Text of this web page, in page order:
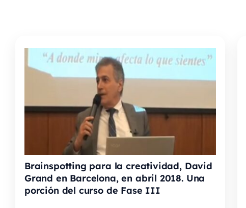
Brainspotting para la creatividad, David
Grand en Barcelona, en abril 2018. Una
porción del curso de Fase III